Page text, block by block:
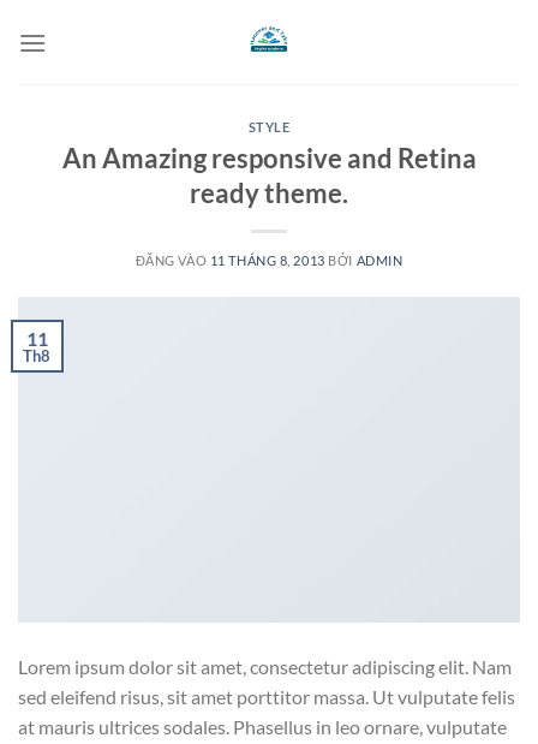
qua
STYLE
An Amazing responsive and Retina
ready theme.
ĐĂNG VÀO 11 THÁNG 8, 2013 BỞI ADMIN
11
Th8
Lorem ipsum dolor sit amet, consectetur adipiscing elit. Nam
sed eleifend risus, sit amet porttitor massa. Ut vulputate felis
at mauris ultrices sodales. Phasellus in leo ornare, vulputate